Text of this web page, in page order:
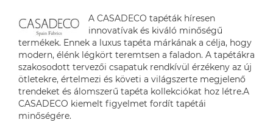
A CASADECO tapéták híresen
innovatívak és kiváló minőségű
termékek. Ennek a luxus tapéta márkának a célja, hogy
modern, élénk légkört teremtsen a faladon. A tapétákra
szakosodott tervezői csapatuk rendkívül érzékeny az új
ötletekre, értelmezi és követi a világszerte megjelenő
trendeket és álomszerű tapéta kollekciókat hoz létre.A
CASADECO kiemelt figyelmet fordít tapétái
minőségére.